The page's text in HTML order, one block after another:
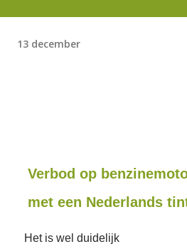
13 december
Verbod op
met een Nederlands
Het is wel duidelijk